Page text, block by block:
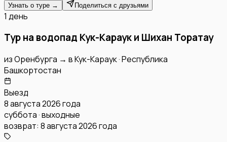
Узнать о туре → Поделиться с друзьями
1 день
Тур на водопад Кук-Караук и Шихан Торатау
изОренбурга → вКук-Караук·Республика
Башкортостан
Выезд
8 августа 2026 года
суббота · выходные
возврат: 8 августа 2026 года